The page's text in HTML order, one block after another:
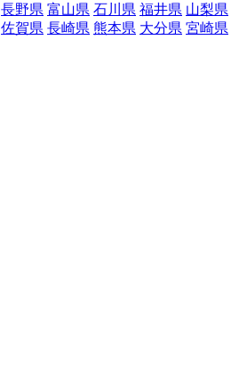
長野県 富山県 石川県 福井県 山梨県
佐賀県 長崎県 熊本県 大分県 宮崎県